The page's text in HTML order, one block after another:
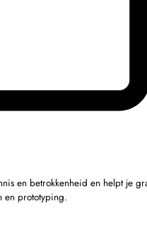
en betrokkenheid en helpt je
en prototyping.